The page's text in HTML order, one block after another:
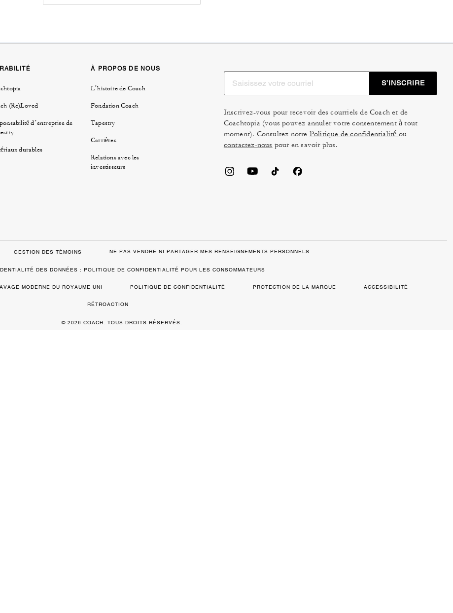
(Re)Loved
d’entreprise de
durables
À PROPOS DE NOUS
L’histoire de Coach
Fondation Coach
Tapestry
Carrières
Relations avec les
investisseurs
S’INSCRIRE
Inscrivez-vous pour recevoir des courriels de Coach et de
Coachtopia (vous pouvez annuler votre consentement à tout
moment). Consultez notre Politique de confidentialité ou
contactez-nous pour en savoir plus.
GESTION DES TÉMOINS NE PAS VENDRE NI PARTAGER MES RENSEIGNEMENTS PERSONNELS
DES DONNÉES : POLITIQUE DE CONFIDENTIALITÉ POUR LES CONSOMMATEURS
MODERNE DU ROYAUME UNI POLITIQUE DE CONFIDENTIALITÉ PROTECTION DE LA MARQUE ACCESSIBILITÉ
RÉTROACTION
© 2026 COACH. TOUS DROITS RÉSERVÉS.